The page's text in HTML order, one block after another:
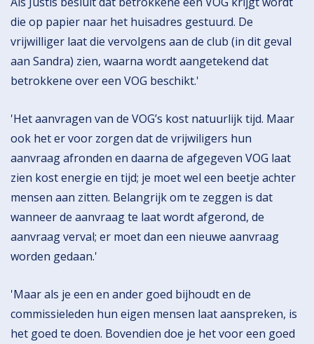
die op papier naar het huisadres gestuurd. De
vrijwilliger laat die vervolgens aan de club (in dit geval
aan Sandra) zien, waarna wordt aangetekend dat
betrokkene over een VOG beschikt.'
'Het aanvragen van de VOG’s kost natuurlijk tijd. Maar
ook het er voor zorgen dat de vrijwiligers hun
aanvraag afronden en daarna de afgegeven VOG laat
zien kost energie en tijd; je moet wel een beetje achter
mensen aan zitten. Belangrijk om te zeggen is dat
wanneer de aanvraag te laat wordt afgerond, de
aanvraag verval; er moet dan een nieuwe aanvraag
worden gedaan.'
'Maar als je een en ander goed bijhoudt en de
commissieleden hun eigen mensen laat aanspreken, is
het goed te doen. Bovendien doe je het voor een goed